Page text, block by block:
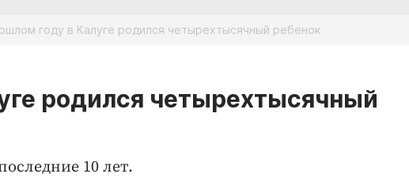
году в Калуге родился четырехтысячный ребенок
родился четырехтысячный
10 лет.